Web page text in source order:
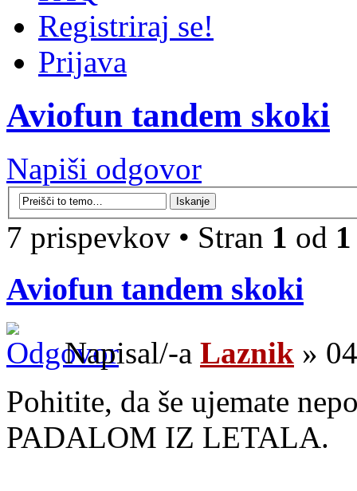
Registriraj se!
Prijava
Aviofun tandem skoki
Napiši odgovor
7 prispevkov • Stran 1 od 1
Aviofun tandem skoki
Napisal/-a Laznik »
Pohitite, da še ujemate
PADALOM IZ LETALA.